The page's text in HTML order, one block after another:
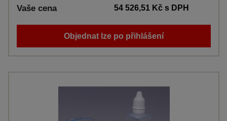
Vaše cena 54 526,51 Kčs DPH
Objednat lze po přihlášení